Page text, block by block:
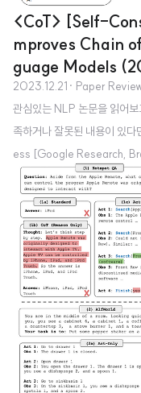
<CoT> [Self-
mproves Chain
guage Models
2023.12.21 · Paper
관심있는 NLP 논문을 읽어
족하거나 잘못된 내용이 있
ess [Google Research,
t 프롬프팅에 사용되던 단
'self-consistency'를 제안
론 경로를 샘플링한 후 가장
잡한 추론 문제가 일반적으
한다는 직관을 활용합니다.
chain-o..